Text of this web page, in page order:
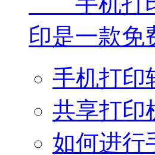
印是一款免
手机打印
共享打印
如何进行